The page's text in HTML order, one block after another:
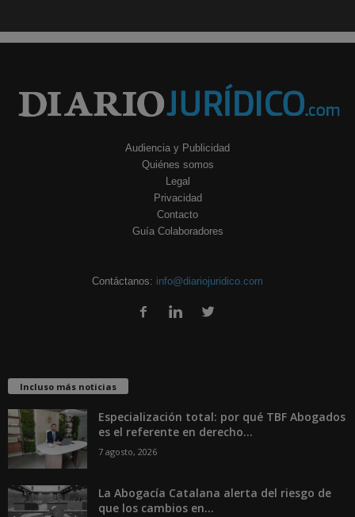
Audiencia y Publicidad
Quiénes somos
Legal
Privacidad
Contacto
Guía Colaboradores
Contáctanos: info@diariojuridico.com
Incluso más noticias
Especialización total: por qué TBF Abogados
es el referente en derecho...
7 agosto, 2026
La Abogacía Catalana alerta del riesgo de
que los cambios en...